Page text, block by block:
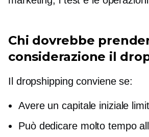
Chi dovrebbe
considerazione il
Il dropshipping conviene se:
Avere un capitale iniziale
Può dedicare molto tempo